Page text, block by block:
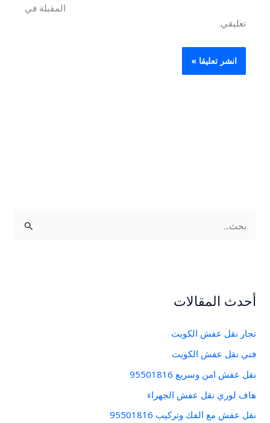
ث
عأحدث المقالات
نجار نقل عفش الكويت
فني نقل عفش الكويت
نقل عفش امن وسريع 95501816
هاف لوري نقل عفش الجهراء
نقل عفش مع الفك وتركيب 95501816
المقبلة في
تعليقي.